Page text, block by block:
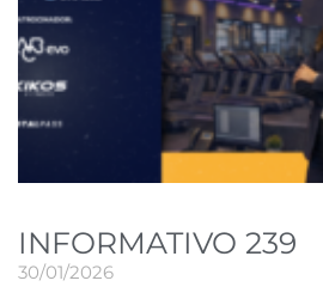
INFORMATIVO 239
30/01/2026